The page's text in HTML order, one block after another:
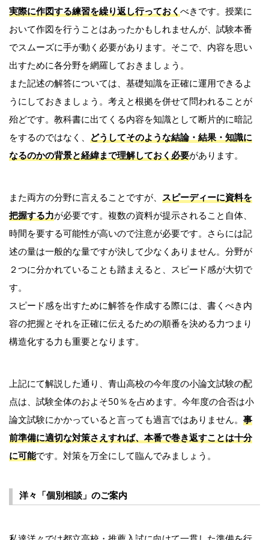
実際に作図する練習を繰り返し行っておくべきです。授業に
おいて作図を行うことはあったかもしれませんが、試験本番
でスムーズに手が動く必要があります。そこで、内容を思い
出すために各分野を網羅しておきましょう。
また記述の解答については、基礎知識を正確に運用できるよ
うにしておきましょう。考えと根拠を併せて問われることが
殆どです。教科書に出てくる内容を知識として断片的に暗記
をするのではなく、 どうしてそのような結論・結果・知識に
なるのかの背景と経緯まで理解しておく必要があります。
また両方の分野に言えることですが、 スピーディーに資料を
把握する力が必要です。複数の資料が提示されること自体、
時間を要する可能性が高いので注意が必要です。さらには記
述の量は一般的な量ですが決して少なくありません。分野が
２つに分かれていることも踏まえると、スピード感が大切で
す。
スピード感を出すために解答を作成する際には、書くべき内
容の把握とそれを正確に伝えるための順番を決める力つまり
構造化する力も重要となります。
上記にて解説した通り、青山高校の今年度の小論文試験の配
点は、試験全体のおよそ50％を占めます。今年度の合否は小
論文試験にかかっていると言っても過言ではありません。 事
前準備に適切な対策さえすれば、本番で巻き返すことは十分
に可能です。対策を万全にして臨んでみましょう。
洋々「個別相談」のご案内